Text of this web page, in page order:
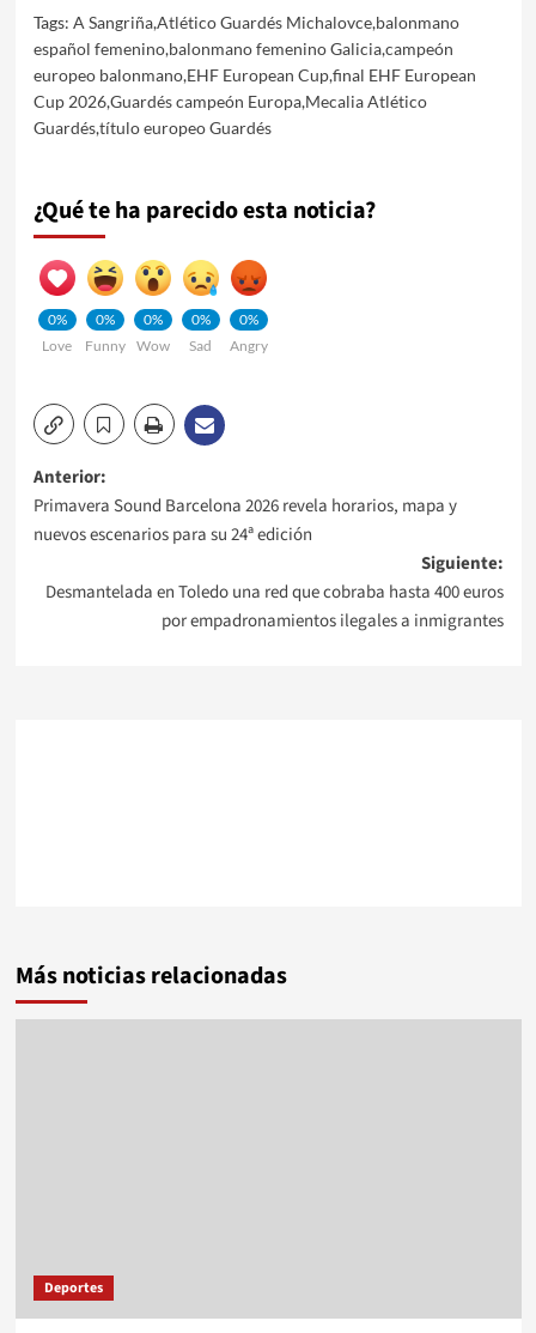
Tags: A Sangriña,Atlético Guardés Michalovce,balonmano
español femenino,balonmano femenino Galicia,campeón
europeo balonmano,EHF European Cup,final EHF European
Cup 2026,Guardés campeón Europa,Mecalia Atlético
Guardés,título europeo Guardés
¿Qué te ha parecido esta noticia?
0%
Love
0%
Funny
0%
Wow
0%
Sad
0%
Angry
Navegación
de
entradas
Anterior:
Primavera Sound Barcelona 2026 revela horarios, mapa y
nuevos escenarios para su 24ª edición
Siguiente:
Desmantelada en Toledo una red que cobraba hasta 400 euros
por empadronamientos ilegales a inmigrantes
Más noticias relacionadas
Deportes